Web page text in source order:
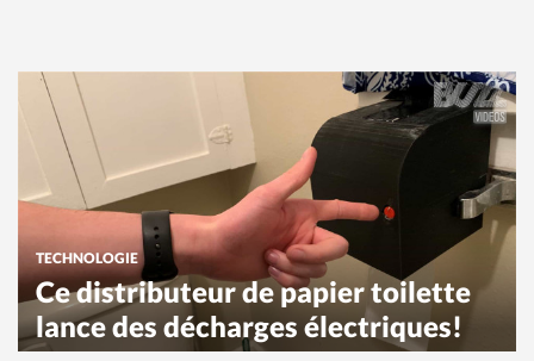
TECHNOLOGIE
Ce distributeur de papier toilette
lance des décharges électriques!